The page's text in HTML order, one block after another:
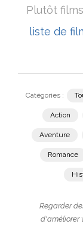
Plutôt
liste de
Catégories :
Action
Aventure
Romance
Regarder
d'améliorer